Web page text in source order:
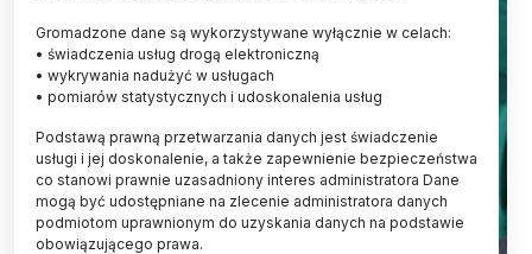
Gromadzone dane są wykorzystywane wyłącznie w celach:
• świadczenia usług drogą elektroniczną
• wykrywania nadużyć w usługach
• pomiarów statystycznych i udoskonalenia usług
Podstawą prawną przetwarzania danych jest świadczenie
usługi i jej doskonalenie, a także zapewnienie bezpieczeństwa
co stanowi prawnie uzasadniony interes administratora Dane
mogą być udostępniane na zlecenie administratora danych
podmiotom uprawnionym do uzyskania danych na podstawie
obowiązującego prawa.